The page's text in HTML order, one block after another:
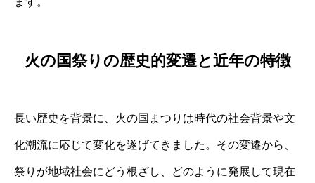
火の国祭りの歴史的変遷と近年の特徴
長い歴史を背景に、火の国まつりは時代の社会背景や文
化潮流に応じて変化を遂げてきました。その変遷から、
祭りが地域社会にどう根ざし、どのように発展して現在